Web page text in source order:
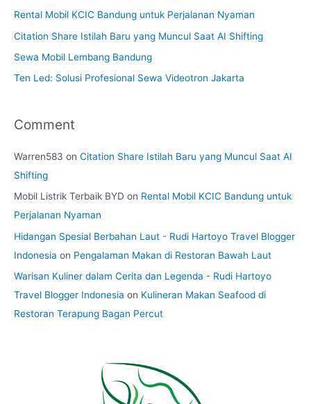
Rental Mobil KCIC Bandung untuk Perjalanan Nyaman
Citation Share Istilah Baru yang Muncul Saat AI Shifting
Sewa Mobil Lembang Bandung
Ten Led: Solusi Profesional Sewa Videotron Jakarta
Comment
Warren583 on Citation Share Istilah Baru yang Muncul Saat AI
Shifting
Mobil Listrik Terbaik BYD on Rental Mobil KCIC Bandung untuk
Perjalanan Nyaman
Hidangan Spesial Berbahan Laut - Rudi Hartoyo Travel Blogger
Indonesia on Pengalaman Makan di Restoran Bawah Laut
Warisan Kuliner dalam Cerita dan Legenda - Rudi Hartoyo
Travel Blogger Indonesia on Kulineran Makan Seafood di
Restoran Terapung Bagan Percut